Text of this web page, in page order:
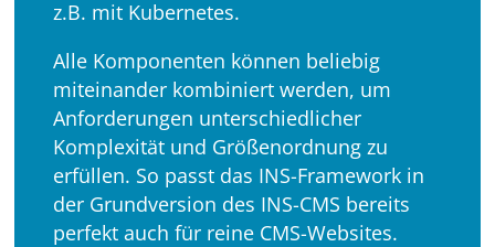
z.B. mit Kubernetes.
Alle Komponenten können beliebig
miteinander kombiniert werden, um
Anforderungen unterschiedlicher
Komplexität und Größenordnung zu
erfüllen. So passt das INS-Framework in
der Grundversion des INS-CMS bereits
perfekt auch für reine CMS-Websites.